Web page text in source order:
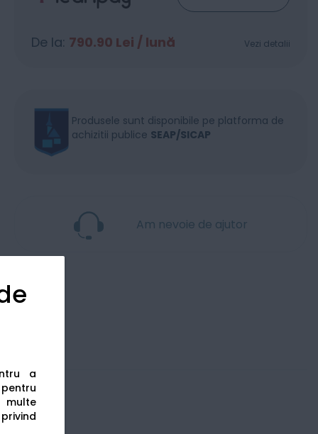
a
multe
De la: 790.90 Lei / lună Vezi detalii
Produsele sunt disponibile pe platforma de
achizitii publice SEAP/SICAP
Am nevoie de ajutor